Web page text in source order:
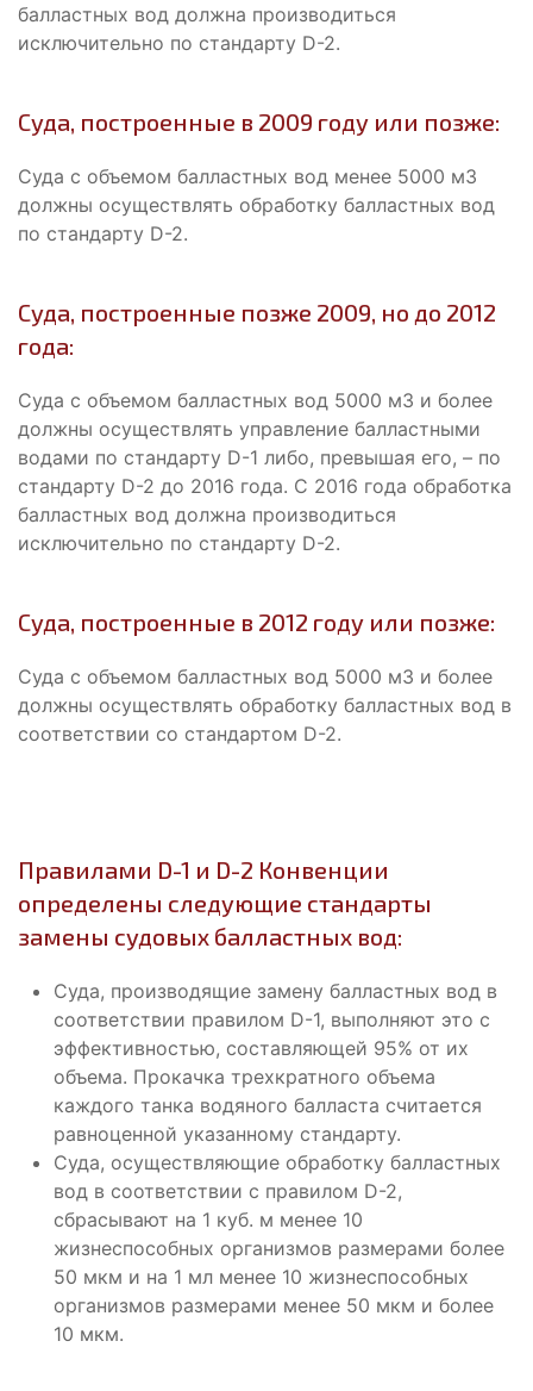
балластных вод должна производиться
исключительно по стандарту D-2.
Суда, построенные в 2009 году или позже:
Суда с объемом балластных вод менее 5000 м3
должны осуществлять обработку балластных вод
по стандарту D-2.
Суда, построенные позже 2009, но до 2012
года:
Суда с объемом балластных вод 5000 м3 и более
должны осуществлять управление балластными
водами по стандарту D-1 либо, превышая его, – по
стандарту D-2 до 2016 года. С 2016 года обработка
балластных вод должна производиться
исключительно по стандарту D-2.
Суда, построенные в 2012 году или позже:
Суда с объемом балластных вод 5000 м3 и более
должны осуществлять обработку балластных вод в
соответствии со стандартом D-2.
Правилами D-1 и D-2 Конвенции
определены следующие стандарты
замены судовых балластных вод:
Суда, производящие замену балластных вод в
соответствии правилом D-1, выполняют это с
эффективностью, составляющей 95% от их
объема. Прокачка трехкратного объема
каждого танка водяного балласта считается
равноценной указанному стандарту.
Суда, осуществляющие обработку балластных
вод в соответствии с правилом D-2,
сбрасывают на 1 куб. м менее 10
жизнеспособных организмов размерами более
50 мкм и на 1 мл менее 10 жизнеспособных
организмов размерами менее 50 мкм и более
10 мкм.